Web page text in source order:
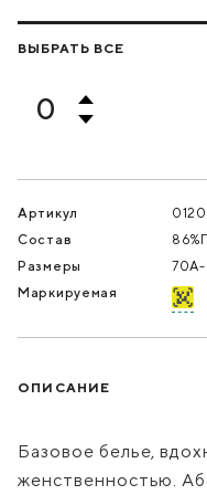
Артикул
Состав
Размеры
Маркируемая
ВЫБРАТЬ ВСЕ
ОПИСАНИЕ
Базовое белье,
женственностью.